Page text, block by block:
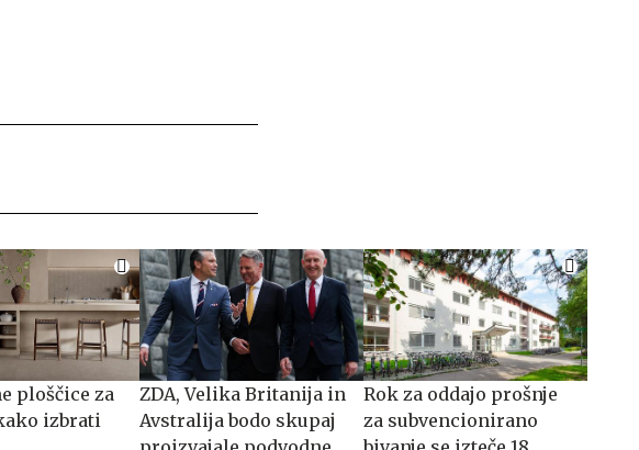
ploščice za
izbrati
ZDA, Velika Britanija in
Avstralija bodo skupaj
​​​​​​​Rok za oddajo prošnje
za subvencionirano